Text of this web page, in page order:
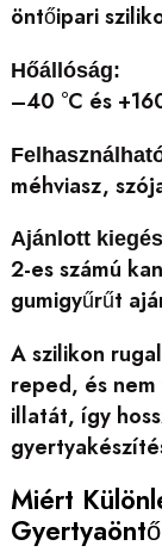
öntőipari
Hőállóság:
–40 °C és
méhviasz,
Ajánlott
2-es számú
gumigyűrűt
A szilikon
reped, és
illatát, így
Miért